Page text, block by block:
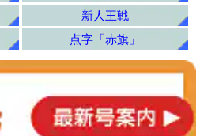
新人王戦
点字「赤旗」